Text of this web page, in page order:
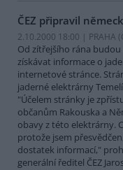
ČEZ připravil
2.10.2000 18:00 | PRAHA (
Od zítřejšího rána budou
získávat informace o
internetové stránce.
jaderné elektrárny
"Účelem stránky je
občanům Rakouska a
obavy z této elektrárny.
protože jsem
dostatek informací,"
generální ředitel ČEZ